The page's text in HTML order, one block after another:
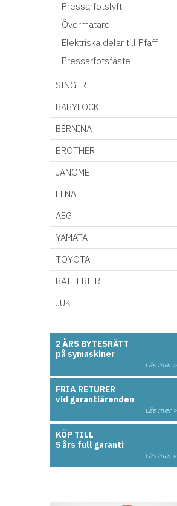
Pressarfotslyft
Övermatare
Elektriska delar till Pfaff
Pressarfotsfäste
SINGER
BABYLOCK
BERNINA
BROTHER
JANOME
ELNA
AEG
YAMATA
TOYOTA
BATTERIER
JUKI
2 ÅRS BYTESRÄTT
på symaskiner
Läs mer »
FRIA RETURER
vid garantiärenden
Läs mer »
KÖP TILL
5 års full garanti
Läs mer »